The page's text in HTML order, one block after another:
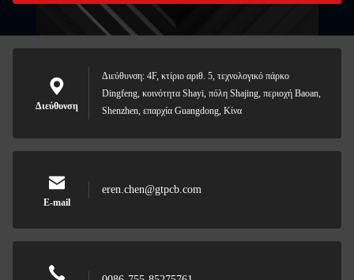
Διεύθυνση
Διεύθυνση: 4F, κτίριο αριθ. 5, τεχνολογικό πάρκο
Dingfeng, κοινότητα Shayi, πόλη Shajing, περιοχή Baoan,
Shenzhen, επαρχία Guangdong, Κίνα
E-mail
eren.chen@gtpcb.com